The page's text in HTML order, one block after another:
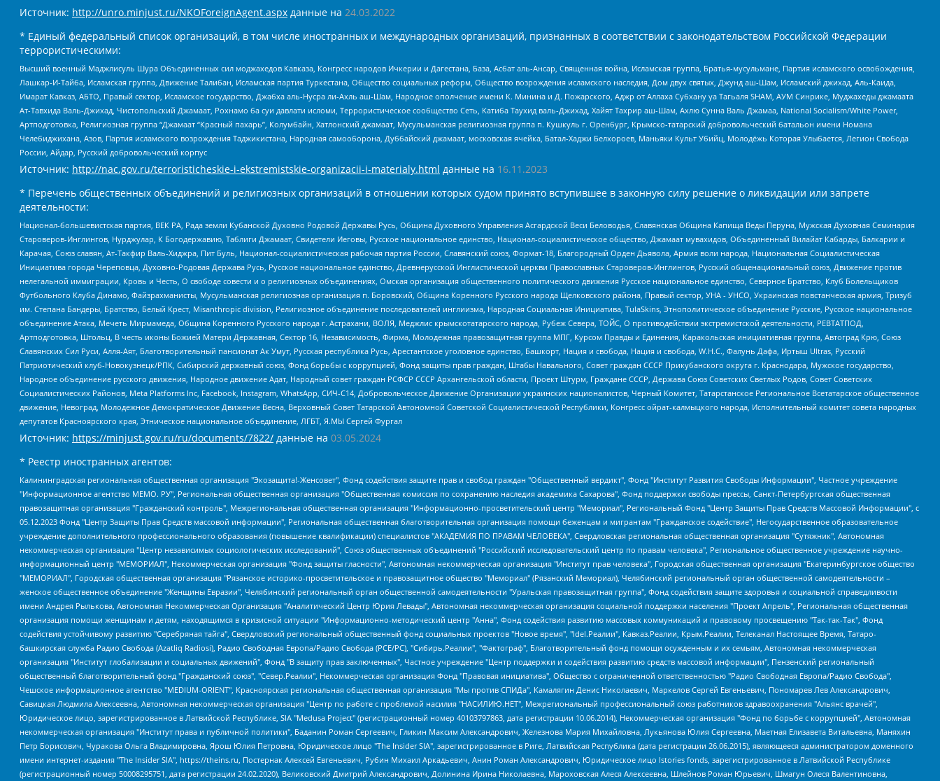
Источник: http://unro.minjust.ru/NKOForeignAgent.aspx данные на 24.03.2022
* Единый федеральный список организаций, в том числе иностранных и международных организаций, признанных в соответствии с законодательством Российской Федерации
террористическими:
Высший военный Маджлисуль Шура Объединенных сил моджахедов Кавказа, Конгресс народов Ичкерии и Дагестана, База, Асбат аль-Ансар, Священная война, Исламская группа, Братья-мусульмане, Партия исламского освобождения,
Лашкар-И-Тайба, Исламская группа, Движение Талибан, Исламская партия Туркестана, Общество социальных реформ, Общество возрождения исламского наследия, Дом двух святых, Джунд аш-Шам, Исламский джихад, Аль-Каида,
Имарат Кавказ, АБТО, Правый сектор, Исламское государство, Джабха аль-Нусра ли-Ахль аш-Шам, Народное ополчение имени К. Минина и Д. Пожарского, Аджр от Аллаха Субхану уа Тагьаля SHAM, АУМ Синрике, Муджахеды джамаата
Ат-Тавхида Валь-Джихад, Чистопольский Джамаат, Рохнамо ба суи давлати исломи, Террористическое сообщество Сеть, Катиба Таухид валь-Джихад, Хайят Тахрир аш-Шам, Ахлю Сунна Валь Джамаа, National Socialism/White Power,
Артподготовка, Религиозная группа “Джамаат “Красный пахарь”, Колумбайн, Хатлонский джамаат, Мусульманская религиозная группа п. Кушкуль г. Оренбург, Крымско-татарский добровольческий батальон имени Номана
Челебиджихана, Азов, Партия исламского возрождения Таджикистана, Народная самооборона, Дуббайский джамаат, московская ячейка, Батал-Хаджи Белхороев, Маньяки Культ Убийц, Молодёжь Которая Улыбается, Легион Свобода
России, Айдар, Русский добровольческий корпус
Источник: http://nac.gov.ru/terroristicheskie-i-ekstremistskie-organizacii-i-materialy.html данные на 16.11.2023
* Перечень общественных объединений и религиозных организаций в отношении которых судом принято вступившее в законную силу решение о ликвидации или запрете
деятельности:
Национал-большевистская партия, ВЕК РА, Рада земли Кубанской Духовно Родовой Державы Русь, Община Духовного Управления Асгардской Веси Беловодья, Славянская Община Капища Веды Перуна, Мужская Духовная Семинария
Староверов-Инглингов, Нурджулар, К Богодержавию, Таблиги Джамаат, Свидетели Иеговы, Русское национальное единство, Национал-социалистическое общество, Джамаат мувахидов, Объединенный Вилайат Кабарды, Балкарии и
Карачая, Союз славян, Ат-Такфир Валь-Хиджра, Пит Буль, Национал-социалистическая рабочая партия России, Славянский союз, Формат-18, Благородный Орден Дьявола, Армия воли народа, Национальная Социалистическая
Инициатива города Череповца, Духовно-Родовая Держава Русь, Русское национальное единство, Древнерусской Инглистической церкви Православных Староверов-Инглингов, Русский общенациональный союз, Движение против
нелегальной иммиграции, Кровь и Честь, О свободе совести и о религиозных объединениях, Омская организация общественного политического движения Русское национальное единство, Северное Братство, Клуб Болельщиков
Футбольного Клуба Динамо, Файзрахманисты, Мусульманская религиозная организация п. Боровский, Община Коренного Русского народа Щелковского района, Правый сектор, УНА - УНСО, Украинская повстанческая армия, Тризуб
им. Степана Бандеры, Братство, Белый Крест, Misanthropic division, Религиозное объединение последователей инглиизма, Народная Социальная Инициатива, TulaSkins, Этнополитическое объединение Русские, Русское национальное
объединение Атака, Мечеть Мирмамеда, Община Коренного Русского народа г. Астрахани, ВОЛЯ, Меджлис крымскотатарского народа, Рубеж Севера, ТОЙС, О противодействии экстремистской деятельности, РЕВТАТПОД,
Артподготовка, Штольц, В честь иконы Божией Матери Державная, Сектор 16, Независимость, Фирма, Молодежная правозащитная группа МПГ, Курсом Правды и Единения, Каракольская инициативная группа, Автоград Крю, Союз
Славянских Сил Руси, Алля-Аят, Благотворительный пансионат Ак Умут, Русская республика Русь, Арестантское уголовное единство, Башкорт, Нация и свобода, Нация и свобода, W.H.С., Фалунь Дафа, Иртыш Ultras, Русский
Патриотический клуб-Новокузнецк/РПК, Сибирский державный союз, Фонд борьбы с коррупцией, Фонд защиты прав граждан, Штабы Навального, Совет граждан СССР Прикубанского округа г. Краснодара, Мужское государство,
Народное объединение русского движения, Народное движение Адат, Народный совет граждан РСФСР СССР Архангельской области, Проект Штурм, Граждане СССР, Держава Союз Советских Светлых Родов, Совет Советских
Социалистических Районов, Meta Platforms Inc, Facebook, Instagram, WhatsApp, СИЧ-С14, Добровольческое Движение Организации украинских националистов, Черный Комитет, Татарстанское Региональное Всетатарское общественное
движение, Невоград, Молодежное Демократическое Движение Весна, Верховный Совет Татарской Автономной Советской Социалистической Республики, Конгресс ойрат-калмыцкого народа, Исполнительный комитет совета народных
депутатов Красноярского края, Этническое национальное объединение, ЛГБТ, Я.МЫ Сергей Фургал
Источник: https://minjust.gov.ru/ru/documents/7822/ данные на 03.05.2024
* Реестр иностранных агентов:
Калининградская региональная общественная организация "Экозащита!-Женсовет", Фонд содействия защите прав и свобод граждан "Общественный вердикт", Фонд "Институт Развития Свободы Информации", Частное учреждение "Информационное агентство МЕМО. РУ", Региональная общественная организация "Общественная комиссия по сохранению наследия академика Сахарова", Фонд поддержки свободы прессы, Санкт-Петербургская общественная правозащитная организация "Гражданский контроль", Межрегиональная общественная организация "Информационно-просветительский центр "Мемориал", Региональный Фонд "Центр Защиты Прав Средств Массовой Информации", с 05.12.2023 Фонд "Центр Защиты Прав Средств массовой информации", Региональная общественная благотворительная организация помощи беженцам и мигрантам "Гражданское содействие", Негосударственное образовательное учреждение дополнительного профессионального образования (повышение квалификации) специалистов "АКАДЕМИЯ ПО ПРАВАМ ЧЕЛОВЕКА", Свердловская региональная общественная организация "Сутяжник", Автономная некоммерческая организация "Центр независимых социологических исследований", Союз общественных объединений "Российский исследовательский центр по правам человека", Региональное общественное учреждение научно-информационный центр "МЕМОРИАЛ", Некоммерческая организация "Фонд защиты гласности", Автономная некоммерческая организация "Институт прав человека", Городская общественная организация "Екатеринбургское общество "МЕМОРИАЛ", Городская общественная организация "Рязанское историко-просветительское и правозащитное общество "Мемориал" (Рязанский Мемориал), Челябинский региональный орган общественной самодеятельности – женское общественное объединение "Женщины Евразии", Челябинский региональный орган общественной самодеятельности "Уральская правозащитная группа", Фонд содействия защите здоровья и социальной справедливости имени Андрея Рылькова, Автономная Некоммерческая Организация "Аналитический Центр Юрия Левады", Автономная некоммерческая организация социальной поддержки населения "Проект Апрель", Региональная общественная организация помощи женщинам и детям, находящимся в кризисной ситуации "Информационно-методический центр "Анна", Фонд содействия развитию массовых коммуникаций и правовому просвещению "Так-так-Так", Фонд содействия устойчивому развитию "Серебряная тайга", Свердловский региональный общественный фонд социальных проектов "Новое время", "Idel.Реалии", Кавказ.Реалии, Крым.Реалии, Телеканал Настоящее Время, Татаро-башкирская служба Радио Свобода (Azatliq Radiosi), Радио Свободная Европа/Радио Свобода (PCE/PC), "Сибирь.Реалии", "Фактограф", Благотворительный фонд помощи осужденным и их семьям, Автономная некоммерческая организация "Институт глобализации и социальных движений", Фонд "В защиту прав заключенных", Частное учреждение "Центр поддержки и содействия развитию средств массовой информации", Пензенский региональный общественный благотворительный фонд "Гражданский союз", "Север.Реалии", Некоммерческая организация Фонд "Правовая инициатива", Общество с ограниченной ответственностью "Радио Свободная Европа/Радио Свобода", Чешское информационное агентство "MEDIUM-ORIENT", Красноярская региональная общественная организация "Мы против СПИДа", Камалягин Денис Николаевич, Маркелов Сергей Евгеньевич, Пономарев Лев Александрович, Савицкая Людмила Алексеевна, Автономная некоммерческая организация "Центр по работе с проблемой насилия "НАСИЛИЮ.НЕТ", Межрегиональный профессиональный союз работников здравоохранения "Альянс врачей", Юридическое лицо, зарегистрированное в Латвийской Республике, SIA "Medusa Project" (регистрационный номер 40103797863, дата регистрации 10.06.2014), Некоммерческая организация "Фонд по борьбе с коррупцией", Автономная некоммерческая организация "Институт права и публичной политики", Баданин Роман Сергеевич, Гликин Максим Александрович, Железнова Мария Михайловна, Лукьянова Юлия Сергеевна, Маетная Елизавета Витальевна, Маняхин Петр Борисович, Чуракова Ольга Владимировна, Ярош Юлия Петровна, Юридическое лицо "The Insider SIA", зарегистрированное в Риге, Латвийская Республика (дата регистрации 26.06.2015), являющееся администратором доменного имени интернет-издания "The Insider SIA", https://theins.ru, Постернак Алексей Евгеньевич, Рубин Михаил Аркадьевич, Анин Роман Александрович, Юридическое лицо Istories fonds, зарегистрированное в Латвийской Республике (регистрационный номер 50008295751, дата регистрации 24.02.2020), Великовский Дмитрий Александрович, Долинина Ирина Николаевна, Мароховская Алеся Алексеевна, Шлейнов Роман Юрьевич, Шмагун Олеся Валентиновна, Общество с ограниченной ответственностью "Альтаир 2021", Общество с ограниченной ответственностью "Вега 2021", Общество с ограниченной ответственностью "Главный редактор 2021", Общество с ограниченной ответственностью "Ромашки монолит", Важенков Артем Валерьевич, Ивановская областная общественная организация "Центр гендерных исследований", Гурман Юрий Альбертович, Медиапроект "ОВД-Инфо", Егоров Владимир Владимирович, Жилинский Владимир Александрович, Общество с ограниченной ответственностью "ЗП", Иванова София Юрьевна, Карезина Инна Павловна, Кильтау Екатерина Викторовна, Петров Алексей Викторович, Пискунов Сергей Евгеньевич, Смирнов Сергей Сергеевич, Тихонов Михаил Сергеевич, Общество с ограниченной ответственностью "ЖУРНАЛИСТ-ИНОСТРАННЫЙ АГЕНТ", Арапова Галина Юрьевна, Вольтская Татьяна Анатольевна, Американская компания "Mason G.E.S. Anonymous Foundation" (США), являющаяся владельцем интернет-издания https://mnews.world/, Компания "Stichting Bellingcat", зарегистрированная в Нидерландах (дата регистрации 11.07.2018), Захаров Андрей Вячеславович, Клепиковская Екатерина Дмитриевна, Общество с ограниченной ответственностью "МЕМО", Перл Роман Александрович, Симонов Евгений Алексеевич, Соловьева Елена Анатольевна, Сотников Даниил Владимирович, Сурначева Елизавета Дмитриевна, Автономная некоммерческая организация по защите прав человека и информированию населения "Якутия – Наше Мнение", Общество с ограниченной ответственностью "Москоу диджитал медиа", с 26.01.2023 Общество с ограниченной ответственностью "Чайка Белые сады", Ветошкина Валерия Валерьевна, Заговора Максим Александрович, Межрегиональное общественное движение "Российская ЛГБТ - сеть", Оленичев Максим Владимирович, Павлов Иван Юрьевич, Скворцова Елена Сергеевна, Общество с ограниченной ответственностью "Как бы инагент", Кочетков Игорь Викторович, Общество с ограниченной ответственностью "Честные выборы", Еланчик Олег Александрович, Общество с ограниченной ответственностью "Нобелевский призыв", Гималова Регина Эмилевна, Григорьев Андрей Валерьевич, Григорьева Алина Александровна, Ассоциация по содействию защите прав призывников, альтернативнослужащих и военнослужащих "Правозащитная группа "Гражданин.Армия.Право", Хисамова Регина Фаритовна, Автономная некоммерческая организация по реализации социально-правовых программ "Лилит", Дальневосточное общественное движение "Маяк", Санкт-Петербургская ЛГБТ-инициативная группа "Выход", Инициативная группа ЛГБТ+ "Реверс", Алексеев Андрей Викторович, Бекбулатова Таисия Львовна, Беляев Иван Михайлович, Владыкина Елена Сергеевна, Гельман Марат Александрович, Никульшина Вероника Юрьевна, Толоконникова Надежда Андреевна, Шендерович Виктор Анатольевич, Общество с ограниченной ответственностью "Данное сообщение", Общество с ограниченной ответственностью Издательский дом "Новая глава", Айнбиндер Александра Александровна, Московский комьюнити-центр для ЛГБТ+инициатив, Благотворительный фонд развития филантропии, Deutsche Welle (Германия, Kurt-Schumacher-Strasse 3, 53113 Bonn), Борзунова Мария Михайловна, Воробьев Виктор Викторович, Голубева Анна Львовна, Константинова Алла Михайловна, Малкова Ирина Владимировна, Мурадов Мурад Абдулгалимович, Осетинская Елизавета Николаевна, Понасенков Евгений Николаевич, Ганапольский Матвей Юрьевич, Киселев Евгений Алексеевич, Борухович Ирина Григорьевна, Дремин Иван Тимофеевич, Дубровский Дмитрий Викторович, Красноярская региональная общественная организация поддержки и развития альтернативных образовательных технологий и межкультурных коммуникаций "ИНТЕРРА", Маяковская Екатерина Алексеевна, Фейгин Марк Захарович, Филимонов Андрей Викторович, Дзугкоева Регина Николаевна, Доброхотов Роман Александрович, Дудь Юрий Александрович, Елкин Сергей Владимирович, Кругликов Кирилл Игоревич, Сабунаева Мария Леонидовна, Семенов Алексей Владимирович, Шаинян Карен Багратович, Шульман Екатерина Михайловна, Асафьев Артур Валерьевич, Вахштайн Виктор Семенович, Венедиктов Алексей Алексеевич, Лушникова Екатерина Евгеньевна, Волков Леонид Михайлович, Невзоров Александр Глебович, Пархоменко Сергей Борисович, Сироткин Ярослав Николаевич, Кара-Мурза Владимир Владимирович, Баранова Наталья Владимировна, Гозман Леонид Яковлевич, Кагарлицкий Борис Юльевич, Климарев Михаил Валерьевич, Милов Владимир Станиславович, Автономная некоммерческая организация Краснодарский центр современного искусства "Типография", Моргенштерн Алишер Тагирович, Соболь Любовь Эдуардовна, Общество с ограниченной ответственностью "ЛИЗА НОРМ", Каспаров Гарри Кимович, Ходорковский Михаил Борисович, Общество с ограниченной ответственностью "Апрельские тезисы", Данилович Ирина Брониславовна, Кашин Олег Владимирович, Петров Николай Владимирович, Пивоваров Алексей Владимирович, Соколов Михаил Владимирович, Цветкова Юлия Владимировна, Чичваркин Евгений Александрович, Комитет против пыток/Команда против пыток, Общество с ограниченной ответственностью "Первый научный", Общество с ограниченной ответственностью "Вертолет и ко", Белоцерковская Вероника Борисовна, Кац Максим Евгеньевич, Лазарева Татьяна Юрьевна, Шаведдинов Руслан Табризович, Яшин Илья Валерьевич, Общество с ограниченной ответственностью "Иноагент ААВ", Алешковский Дмитрий Петрович, Альбац Евгения Марковна, Быков Дмитрий Львович, Галямина Юлия Евгеньевна, Лойко Сергей Леонидович, Мартынов Кирилл Константинович, Медведев Сергей Александрович, Крашенинников Федор Геннадиевич, Гордеева Катерина Вл